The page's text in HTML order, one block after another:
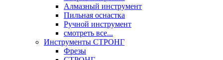
Алмазный инструмент
Пильная оснастка
Ручной инструмент
смотреть все...
Инструменты СТРОНГ
Фрезы